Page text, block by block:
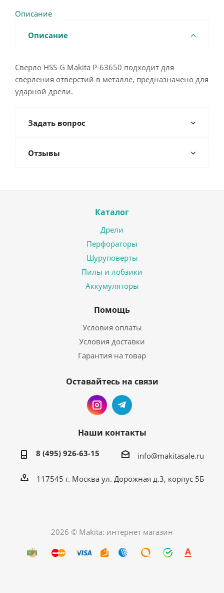
Описание
Описание
Сверло HSS-G Makita P-63650 подходит для
сверления отверстий в металле, предназначено для
ударной дрели.
Задать вопрос
Отзывы
Каталог
Дрели
Перфораторы
Шуруповерты
Пилы и лобзики
Аккумуляторы
Помощь
Условия оплаты
Условия доставки
Гарантия на товар
Оставайтесь на связи
Наши контакты
8 (495) 926-63-15 info@makitasale.ru
117545 г. Москва ул. Дорожная д.3, корпус 5Б
2026 © Makita: интернет магазин